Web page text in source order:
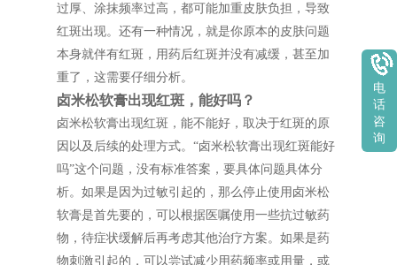
过厚、涂抹频率过高，都可能加重皮肤负担，导致
红斑出现。还有一种情况，就是你原本的皮肤问题
本身就伴有红斑，用药后红斑并没有减缓，甚至加
重了，这需要仔细分析。
卤米松软膏出现红斑，能好吗？
卤米松软膏出现红斑，能不能好，取决于红斑的原
因以及后续的处理方式。“卤米松软膏出现红斑能好
吗”这个问题，没有标准答案，要具体问题具体分
析。如果是因为过敏引起的，那么停止使用卤米松
软膏是首先要的，可以根据医嘱使用一些抗过敏药
物，待症状缓解后再考虑其他治疗方案。如果是药
物刺激引起的，可以尝试减少用药频率或用量，或
电
话
咨
询